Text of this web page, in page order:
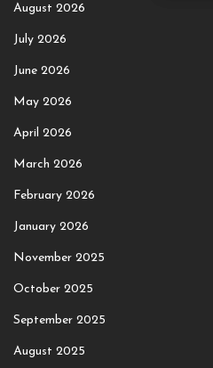
August 2026
July 2026
June 2026
May 2026
April 2026
March 2026
February 2026
January 2026
November 2025
October 2025
September 2025
August 2025